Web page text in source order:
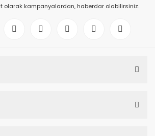
olarak kampanyalardan, haberdar olabilirsiniz.